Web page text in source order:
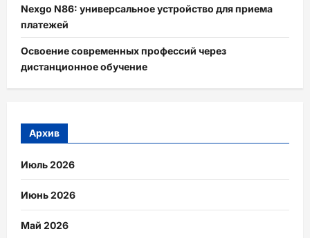
Nexgo N86: универсальное устройство для приема
платежей
Освоение современных профессий через
дистанционное обучение
Архив
Июль 2026
Июнь 2026
Май 2026